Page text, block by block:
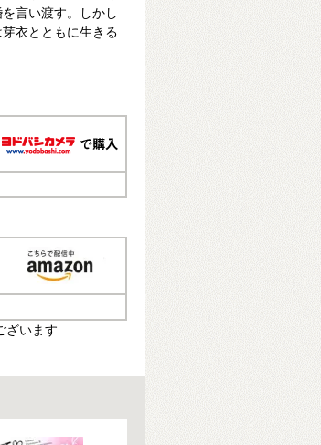
言い渡す。しかし
衣とともに生きる
ざいます